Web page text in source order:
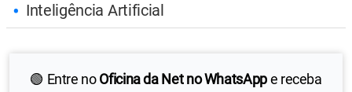
Inteligência Artificial
🟢 Entre noOficina da Net no WhatsAppe receba